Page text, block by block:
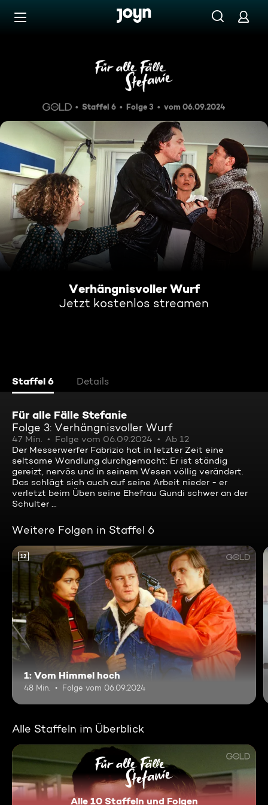
Zum Inhalt springen
Verhängnisvoller Wurf
Staffel 6 Folge 3 vom 06.09.2024
Verhängnisvoller Wurf
Jetzt kostenlos streamen
Staffel 6 Details
Für alle Fälle Stefanie
Folge 3: Verhängnisvoller Wurf
47 Min. Folge vom 06.09.2024
Ab 12
Der Messerwerfer Fabrizio hat in letzter Zeit eine
seltsame Wandlung durchgemacht: Er ist ständig
gereizt, nervös und in seinem Wesen völlig verändert.
Das schlägt sich auch auf seine Arbeit nieder - er
verletzt beim Üben seine Ehefrau Gundi schwer an der
Schulter ...
Weitere Folgen in Staffel 6
12
1: Vom Himmel hoch
48 Min. Folge vom 06.09.2024
Alle Staffeln im Überblick
Alle 10 Staffeln und Folgen